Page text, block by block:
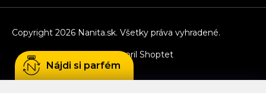
Vytvoril Shoptet
Copyright 2026 Nanita.sk. Všetky práva vyhradené.
Nájdi si parfém